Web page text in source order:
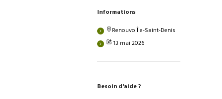
Informations
Renouvo Île-Saint-Denis
13 mai 2026
Besoin d'aide ?